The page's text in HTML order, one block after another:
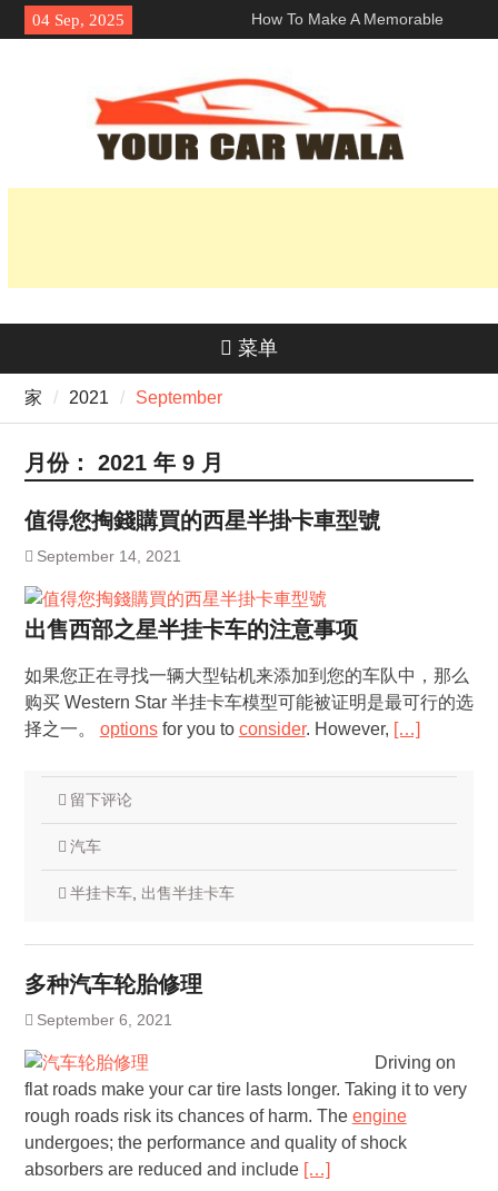
Skip
to
04 Sep, 2025
How To Make A Memorable
First Impression With A 洛杉矶
探索车辆运输服务中的环保选项
揭开它的魅力：为什么本田 Navi
深受骑手欢迎？
菜单
家 2021 September
月份： 2021 年 9 月
值得您掏錢購買的西星半掛卡車型號
September 14, 2021
出售西部之星半挂卡车的注意事项
如果您正在寻找一辆大型钻机来添加到您的车队中，那么
购买 Western Star 半挂卡车模型可能被证明是最可行的选
择之一。 optionsfor you to consider. However, […]
留下评论
汽车
半挂卡车, 出售半挂卡车
多种汽车轮胎修理
September 6, 2021
Driving on
flat roads make your car tire lasts longer. Taking it to very
rough roads risk its chances of harm. The engine
undergoes; the performance and quality of shock
absorbers are reduced and include […]